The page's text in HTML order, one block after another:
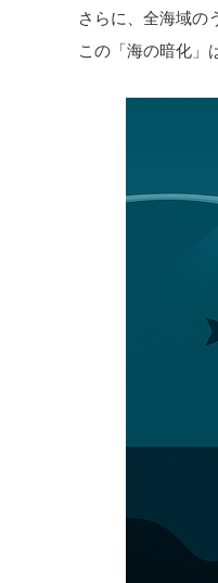
さらに、全海域の
この「海の暗化」